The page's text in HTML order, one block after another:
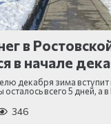
в
в начале
декабря зима вступит
всего 5 дней, а
346